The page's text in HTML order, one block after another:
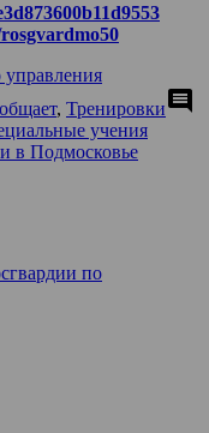
управления
, Тренировкиcomment
учения
в Подмосковье
по